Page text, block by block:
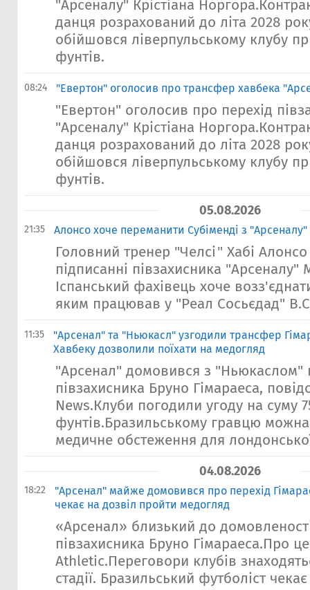
"Арсеналу" Крістіана
данця розрахований до літа 2028
обійшовся ліверпульському клубу
фунтів.
08:24 "Евертон" оголосив про трансфер хавбека
"Евертон" оголосив про перехід
"Арсеналу" Крістіана
данця розрахований до літа 2028
обійшовся ліверпульському клубу
фунтів.
05.08.2026
21:35 Алонсо хоче переманити Субіменді з "Арсеналу"
Головний тренер "Челсі" Хабі
підписанні півзахисника "Арсеналу"
Іспанський фахівець хоче
яким працював у "Реал Сосьєдад"
11:35
"Арсенал" та "Ньюкасл" узгодили трансфер
Хавбеку дозволили поїхати на медогляд
"Арсенал" домовився з "Ньюкаслом"
півзахисника Бруно Гімараеса,
News.Клуби погодили угоду на суму
фунтів.Бразильському гравцю можна
медичне обстеження для
04.08.2026
18:22
"Арсенал" майже домовився про перехід
чекає на дозвіл пройти медогляд
«Арсенал» близький до
півзахисника Бруно Гімараеса.Про
Athletic.Переговори клубів
стадії. Бразильський футболіст